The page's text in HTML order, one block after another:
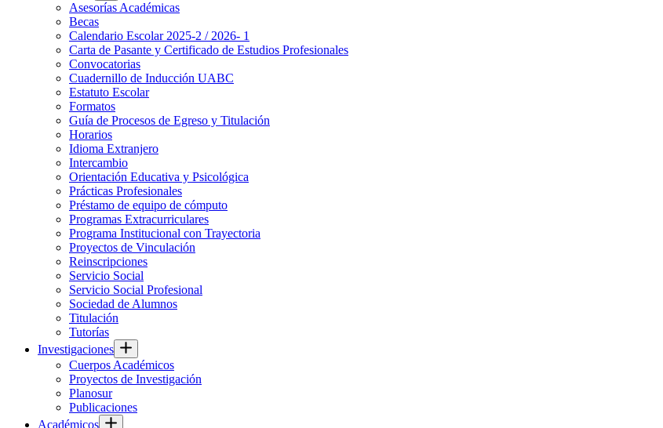
Asesorías Académicas
Becas
Calendario Escolar 2025-2 / 2026- 1
Carta de Pasante y Certificado de Estudios Profesionales
Convocatorias
Cuadernillo de Inducción UABC
Estatuto Escolar
Formatos
Guía de Procesos de Egreso y Titulación
Horarios
Idioma Extranjero
Intercambio
Orientación Educativa y Psicológica
Prácticas Profesionales
Préstamo de equipo de cómputo
Programas Extracurriculares
Programa Institucional con Trayectoria
Proyectos de Vinculación
Reinscripciones
Servicio Social
Servicio Social Profesional
Sociedad de Alumnos
Titulación
Tutorías
Investigaciones
Cuerpos Académicos
Proyectos de Investigación
Planosur
Publicaciones
Académicos